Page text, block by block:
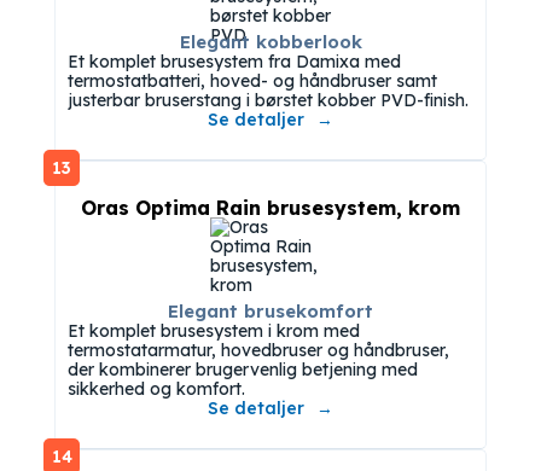
Elegant kobberlook
Et komplet brusesystem fra Damixa med
termostatbatteri, hoved- og håndbruser samt
justerbar bruserstang i børstet kobber PVD-finish.
Se detaljer
13
Elegant brusekomfort
Oras Optima Rain brusesystem, krom
Et komplet brusesystem i krom med
termostatarmatur, hovedbruser og håndbruser,
der kombinerer brugervenlig betjening med
sikkerhed og komfort.
Se detaljer
14